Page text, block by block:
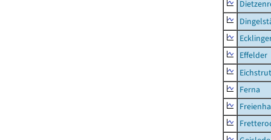
Effelder
Ferna